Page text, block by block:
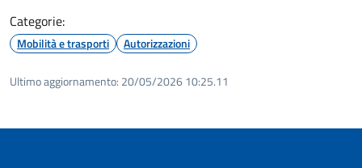
Categorie:
Mobilità e trasporti Autorizzazioni
Ultimo aggiornamento: 20/05/2026 10:25.11